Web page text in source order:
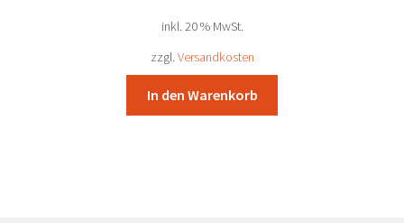
war:
13,87 €
inkl. 20 % MwSt.
zzgl. Versandkosten
In den Warenkorb